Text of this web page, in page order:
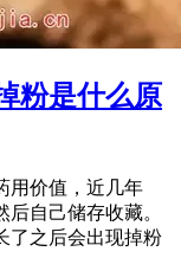
粉是什么原
用价值，近几年
自己储存收藏。
了之后会出现掉粉